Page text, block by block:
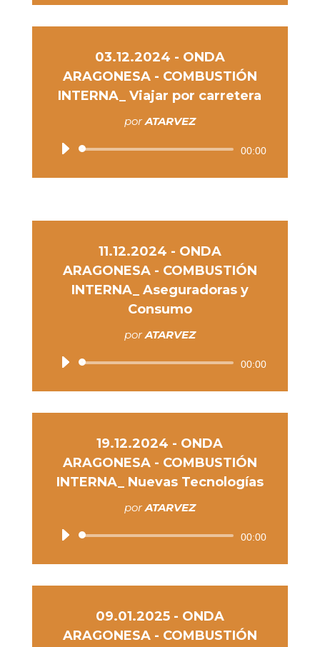
03.12.2024 - ONDA
ARAGONESA - COMBUSTIÓN
INTERNA_ Viajar por carretera
porATARVEZ
Reproductor
00:00
11.12.2024 - ONDA
ARAGONESA - COMBUSTIÓN
INTERNA_ Aseguradoras y
Consumo
porATARVEZ
Reproductor
00:00
19.12.2024 - ONDA
ARAGONESA - COMBUSTIÓN
INTERNA_ Nuevas Tecnologías
porATARVEZ
Reproductor
00:00
09.01.2025 - ONDA
ARAGONESA - COMBUSTIÓN